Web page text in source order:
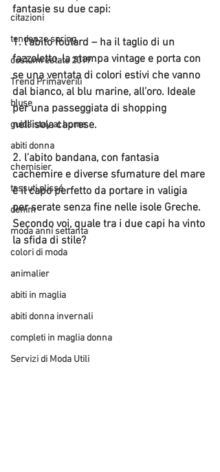
citazioni
tendenze spring
costumi estate 2019
Trend Primaverili
bluse
guida stay at home
abiti donna
chemisier
tessuti plissé
denim
moda anni settanta
colori di moda
animalier
abiti in maglia
abiti donna invernali
completi in maglia donna
Servizi di Moda Utili
fantasie su due capi:
1. l’abito foulard – ha il taglio di un
fazzoletto, la stampa vintage e porta con
se una ventata di colori estivi che vanno
dal bianco, al blu marine, all’oro. Ideale
per una passeggiata di shopping
nell’isola caprese.
2. l’abito bandana, con fantasia
cachemire e diverse sfumature del mare
è il capo perfetto da portare in valigia
per serate senza fine nelle isole Greche.
Secondo voi, quale tra i due capi ha vinto
la sfida di stile?